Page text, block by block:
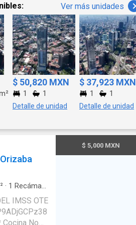
Ver más unidades
$ 50,820 MXN
1 1
Detalle de unidad
$ 37,923 MXN
1 1
Detalle de unidad
Orizaba
· 1 Recámara
IMSS OTE
Cocina No
$ 5,000 MXN